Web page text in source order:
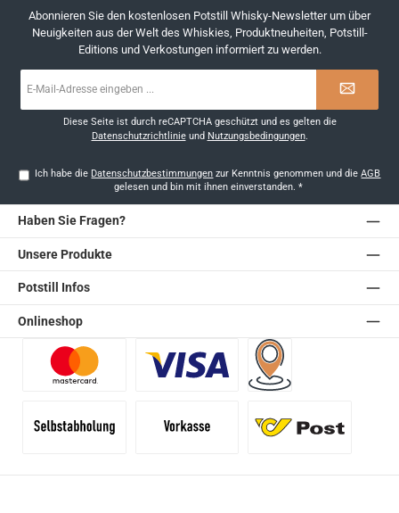
Abonnieren Sie den kostenlosen Potstill Whisky-Newsletter um über
Neuigkeiten aus der Welt des Whiskies, Produktneuheiten, Potstill-
Editions und Verkostungen informiert zu werden.
Mail-
Diese Seite ist durch reCAPTCHA geschützt und es gelten die
Datenschutzrichtlinieund Nutzungsbedingungen.
Ich habe die Datenschutzbestimmungen zur Kenntnis genommen und dieAGB
gelesen und bin mit ihnen einverstanden. *
Haben Sie Fragen?
Unsere Produkte
Potstill Infos
Onlineshop